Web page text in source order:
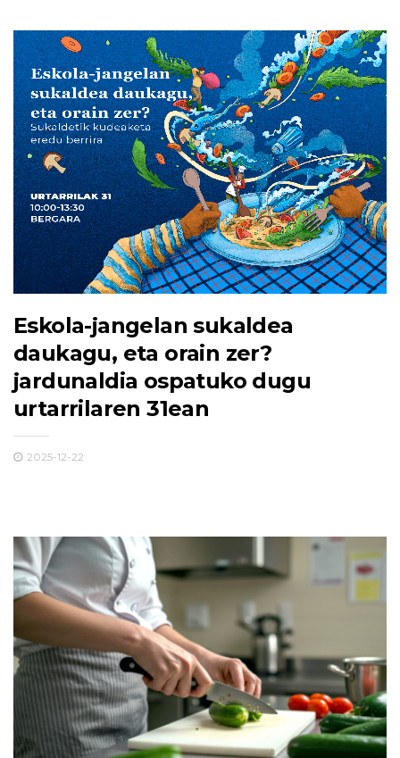
Eskola-jangelan sukaldea
daukagu, eta orain zer?
jardunaldia ospatuko dugu
urtarrilaren 31ean
2025-12-22